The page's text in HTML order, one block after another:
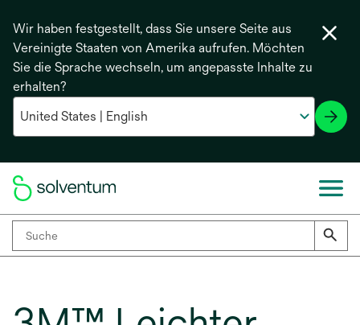
Wir haben festgestellt, dass Sie unsere Seite aus
Vereinigte Staaten von Amerika aufrufen. Möchten
Sie die Sprache wechseln, um angepasste Inhalte zu
erhalten?